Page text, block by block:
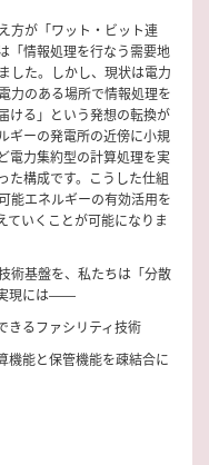
方が「ワット・ビット連
「情報処理を行なう需要地
した。しかし、現状は電力
力のある場所で情報処理を
ける」という発想の転換が
ギーの発電所の近傍に小規
電力集約型の計算処理を実
た構成です。こうした仕組
能エネルギーの有効活用を
ていくことが可能になりま
術基盤を、私たちは「分散
実現には――
きるファシリティ技術
機能と保管機能を疎結合に